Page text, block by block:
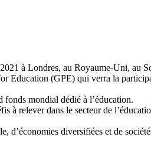
à Londres, au Royaume-Uni, au
Education (GPE) qui verra la
mondial dédié à l’éducation.
à relever dans le secteur de
d’économies diversifiées et de